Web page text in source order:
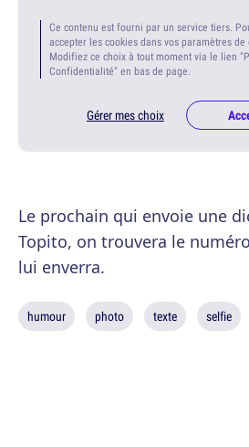
Ce contenu est fourni par un service tiers.
accepter les cookies dans vos paramètres
Modifiez ce choix à tout moment via le lien
Confidentialité" en bas de page.
Gérer mes choix
Le prochain qui envoie une
Topito, on trouvera le
lui enverra.
humour photo texte selfie